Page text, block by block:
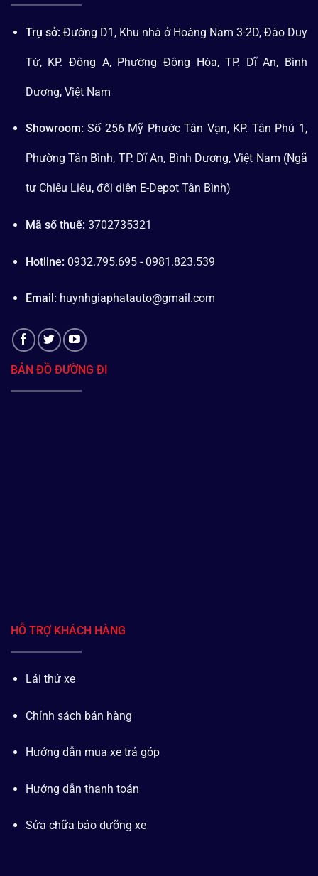
Trụ sở: Đường D1, Khu nhà ở Hoàng Nam 3-2D, Đào Duy
Từ, KP. Đông A, Phường Đông Hòa, TP. Dĩ An, Bình
Dương, Việt Nam
Showroom: Số 256 Mỹ Phước Tân Vạn, KP. Tân Phú 1,
Phường Tân Bình, TP. Dĩ An, Bình Dương, Việt Nam (Ngã
tư Chiêu Liêu, đối diện E-Depot Tân Bình)
Mã số thuế: 3702735321
Hotline: 0932.795.695 - 0981.823.539
Email: huynhgiaphatauto@gmail.com
BẢN ĐỒ ĐƯỜNG ĐI
HỖ TRỢ KHÁCH HÀNG
Lái thử xe
Chính sách bán hàng
Hướng dẫn mua xe trả góp
Hướng dẫn thanh toán
Sửa chữa bảo dưỡng xe